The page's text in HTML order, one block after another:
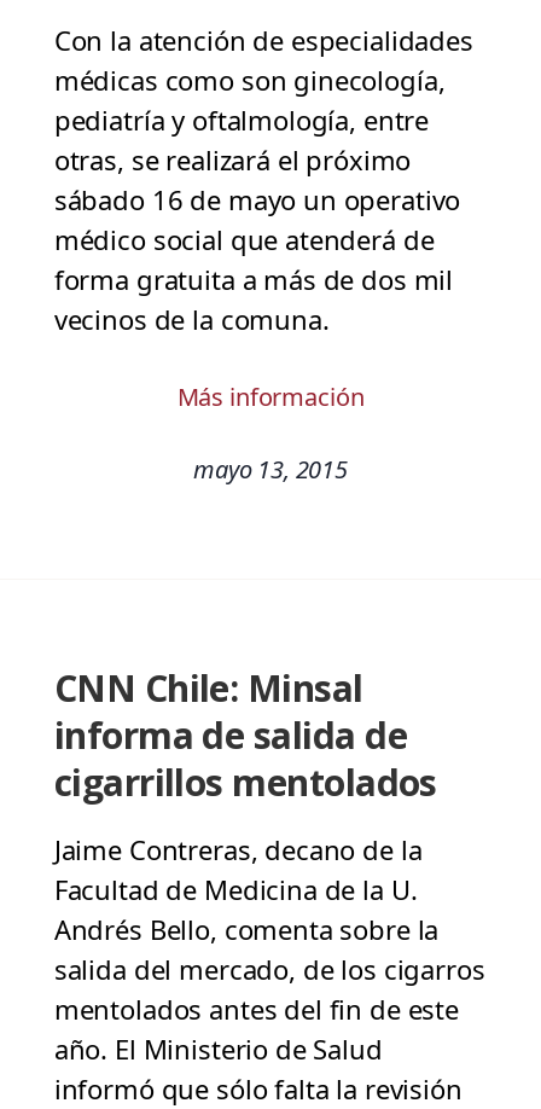
Con la atención de especialidades
médicas como son ginecología,
pediatría y oftalmología, entre
otras, se realizará el próximo
sábado 16 de mayo un operativo
médico social que atenderá de
forma gratuita a más de dos mil
vecinos de la comuna.
Más información
mayo 13, 2015
CNN Chile: Minsal
informa de salida de
cigarrillos mentolados
Jaime Contreras, decano de la
Facultad de Medicina de la U.
Andrés Bello, comenta sobre la
salida del mercado, de los cigarros
mentolados antes del fin de este
año. El Ministerio de Salud
informó que sólo falta la revisión